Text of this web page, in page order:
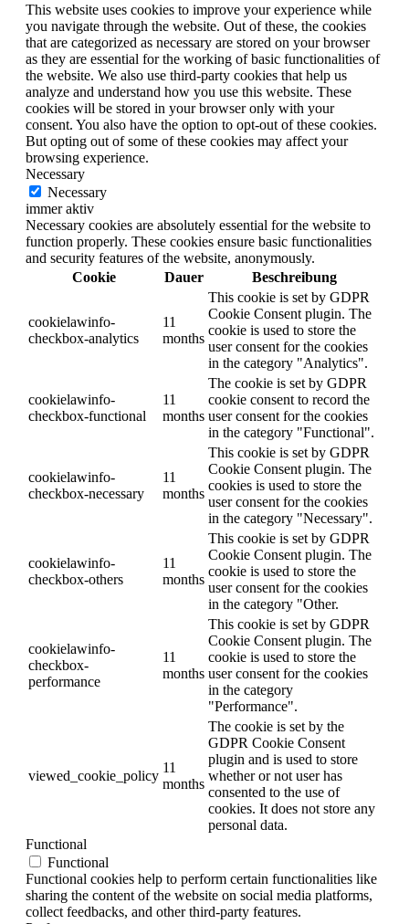
This website uses cookies to improve your experience while
you navigate through the website. Out of these, the cookies
that are categorized as necessary are stored on your browser
as they are essential for the working of basic functionalities of
the website. We also use third-party cookies that help us
analyze and understand how you use this website. These
cookies will be stored in your browser only with your
consent. You also have the option to opt-out of these cookies.
But opting out of some of these cookies may affect your
browsing experience.
Necessary
Necessary
immer aktiv
Necessary cookies are absolutely essential for the website to
function properly. These cookies ensure basic functionalities
and security features of the website, anonymously.
Cookie
Dauer Beschreibung
cookielawinfo-
checkbox-analytics
11
months
This cookie is set by GDPR
Cookie Consent plugin. The
cookie is used to store the
user consent for the cookies
in the category "Analytics".
cookielawinfo-
checkbox-functional
11
months
The cookie is set by GDPR
cookie consent to record the
user consent for the cookies
in the category "Functional".
cookielawinfo-
checkbox-necessary
11
months
This cookie is set by GDPR
Cookie Consent plugin. The
cookies is used to store the
user consent for the cookies
in the category "Necessary".
cookielawinfo-
checkbox-others
11
months
This cookie is set by GDPR
Cookie Consent plugin. The
cookie is used to store the
user consent for the cookies
in the category "Other.
cookielawinfo-
checkbox-
performance
11
months
This cookie is set by GDPR
Cookie Consent plugin. The
cookie is used to store the
user consent for the cookies
in the category
"Performance".
viewed_cookie_policy
11
months
The cookie is set by the
GDPR Cookie Consent
plugin and is used to store
whether or not user has
consented to the use of
cookies. It does not store any
personal data.
Functional
Functional
Functional cookies help to perform certain functionalities like
sharing the content of the website on social media platforms,
collect feedbacks, and other third-party features.